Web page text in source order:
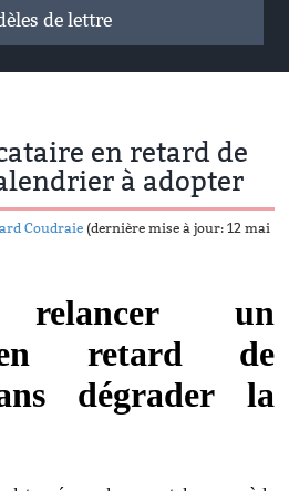
de lettre
en retard de
à adopter
Coudraie (dernière mise à jour: 12 mai
relancer un
retard de
dégrader la